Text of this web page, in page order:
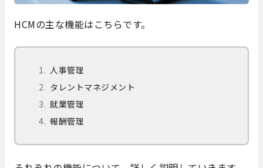
HCMの主な機能はこちらです。
人事管理
タレントマネジメント
就業管理
報酬管理